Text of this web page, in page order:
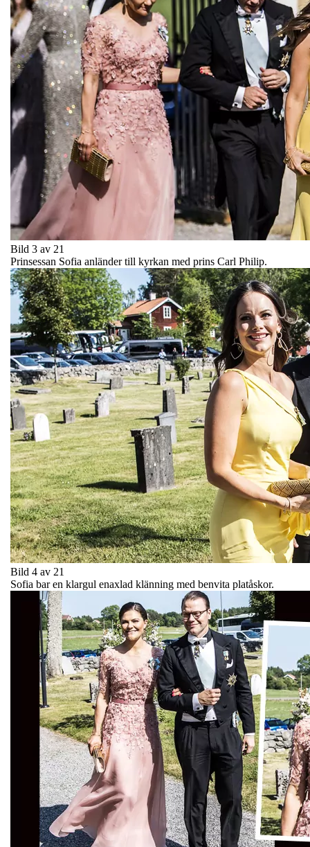
Bild 3 av 21
Prinsessan Sofia anländer till kyrkan med prins Carl Philip.
Bild 4 av 21
Sofia bar en klargul enaxlad klänning med benvita platåskor.